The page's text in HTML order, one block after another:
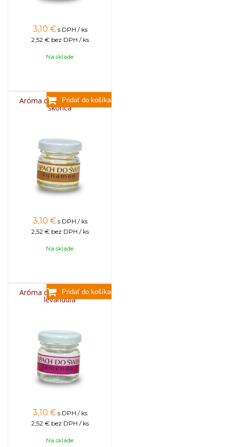
3,10 € s DPH / ks
2,52 € bez DPH / ks
Na sklade
Aróma do sviečok, 25g -
škorica
3,10 € s DPH / ks
2,52 € bez DPH / ks
Na sklade
Aróma do sviečok, 25g -
levanduľa
3,10 € s DPH / ks
2,52 € bez DPH / ks
Na sklade